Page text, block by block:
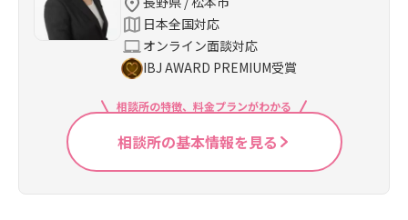
日本全国対応
オンライン面談対応
IBJ AWARD PREMIUM受賞
相談所の特徴、料金プランがわかる
相談所の基本情報を見る